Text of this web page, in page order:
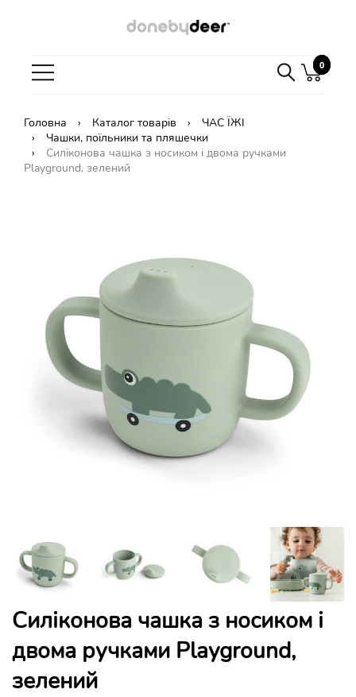
0
0
Головна Каталог товарів
ЧАС ЇЖІ
Чашки, поїльники та пляшечки
Силіконова чашка з носиком і двома ручками
Playground, зелений
Силіконова чашка з носиком і
двома ручками Playground,
зелений